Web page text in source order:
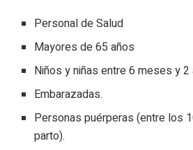
Personal de Salud
Mayores de 65 años
Niños y niñas entre 6 meses y 2
Embarazadas.
Personas puérperas (entre los
parto).